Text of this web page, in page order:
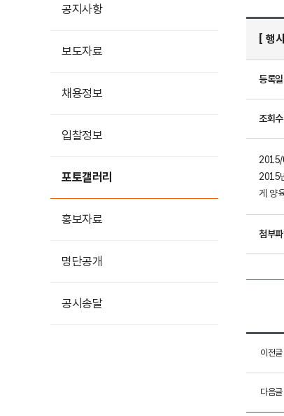
공지사항
보도자료
채용정보
입찰정보
포토갤러리
홍보자료
명단공개
공시송달
[ 행
등록일
조회수
2015
게 양
첨부
이전글
다음글